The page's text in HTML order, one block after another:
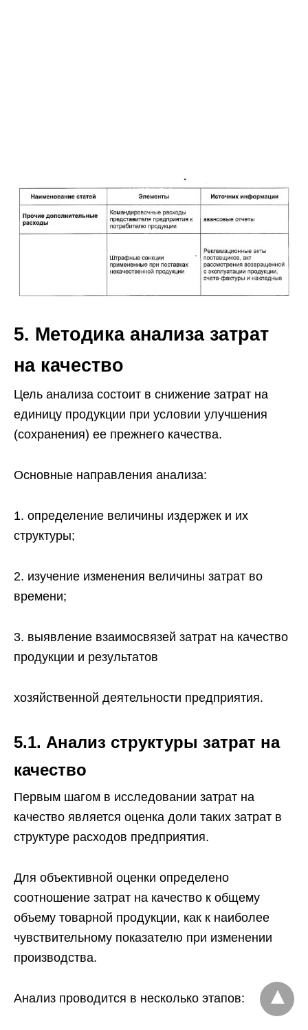
5. Методика анализа затрат
на качество
Цель анализа состоит в снижение затрат на
единицу продукции при условии улучшения
(сохранения) ее прежнего качества.
Основные направления анализа:
1. определение величины издержек и их
структуры;
2. изучение изменения величины затрат во
времени;
3. выявление взаимосвязей затрат на качество
продукции и результатов
хозяйственной деятельности предприятия.
5.1. Анализ структуры затрат на
качество
Первым шагом в исследовании затрат на
качество является оценка доли таких затрат в
структуре расходов предприятия.
Для объективной оценки определено
соотношение затрат на качество к общему
объему товарной продукции, как к наиболее
чувствительному показателю при изменении
производства.
Анализ проводится в несколько этапов: